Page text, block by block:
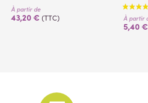
À partir de
43,20 € (TTC) À partir
5,40 €